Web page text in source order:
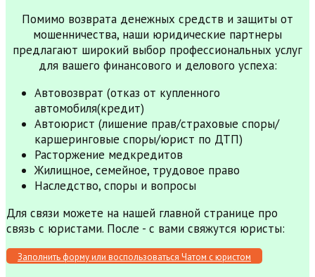
Помимо возврата денежных средств и защиты от
мошенничества, наши юридические партнеры
предлагают широкий выбор профессиональных услуг
для вашего финансового и делового успеха:
Автовозврат (отказ от купленного
автомобиля(кредит)
Автоюрист (лишение прав/страховые споры/
каршеринговые споры/юрист по ДТП)
Расторжение медкредитов
Жилищное, семейное, трудовое право
Наследство, споры и вопросы
Для связи можете на нашей главной странице про
связь с юристами. После - с вами свяжутся юристы:
Заполнить форму или воспользоваться Чатом с юристом